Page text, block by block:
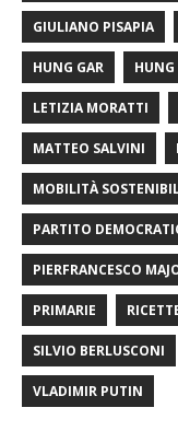
GIULIANO PISAPIA
HUNG GAR HUNG
LETIZIA MORATTI
MATTEO SALVINI
MOBILITÀ
PARTITO
PIERFRANCESCO
PRIMARIE
SILVIO BERLUSCONI
VLADIMIR PUTIN